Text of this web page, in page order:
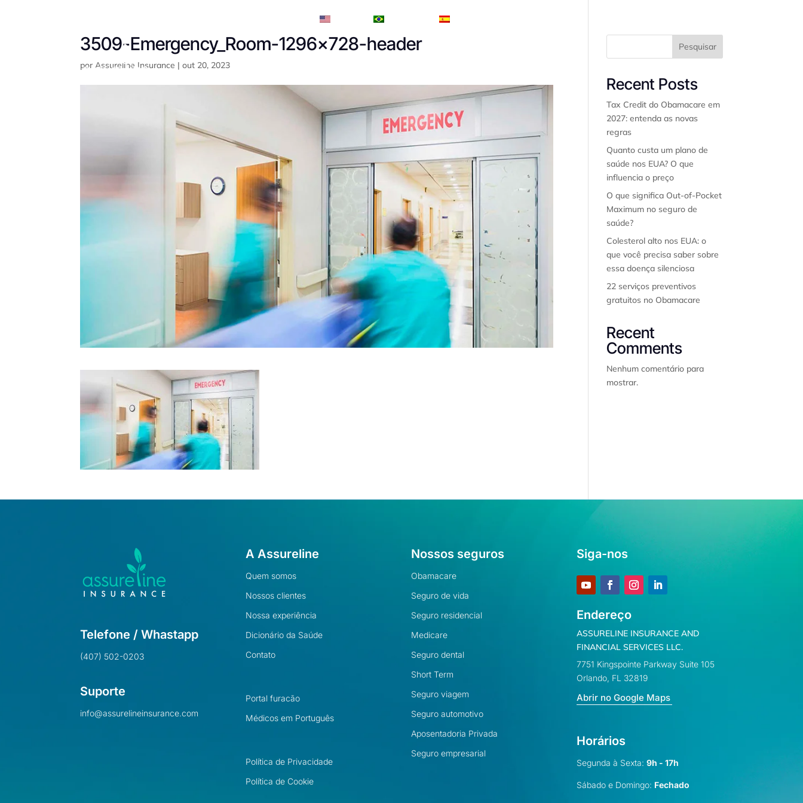
3509-Emergency_Room-1296×728-header
por Assureline Insurance |out 20, 2023
Pesquisar
Recent Posts
Tax Credit do Obamacare em
2027: entenda as novas
regras
Quanto custa um plano de
saúde nos EUA? O que
influencia o preço
O que significa Out-of-Pocket
Maximum no seguro de
saúde?
Colesterol alto nos EUA: o
que você precisa saber sobre
essa doença silenciosa
22 serviços preventivos
gratuitos no Obamacare
Recent
Comments
Nenhum comentário para
mostrar.
Telefone / Whastapp
(407) 502-0203
Suporte
info@assurelineinsurance.com
A Assureline
Quem somos
Nossos clientes
Nossa experiência
Dicionário da Saúde
Contato
Portal furacão
Médicos em Português
Política de Privacidade
Política de Cookie
Nossos seguros
Obamacare
Seguro de vida
Seguro residencial
Medicare
Seguro dental
Short Term
Seguro viagem
Seguro automotivo
Aposentadoria Privada
Seguro empresarial
Siga-nos
Endereço
ASSURELINE INSURANCE AND
FINANCIAL SERVICES LLC.
7751 Kingspointe Parkway Suite 105
Orlando, FL 32819
Abrir no Google Maps
Horários
Segunda à Sexta: 9h - 17h
Sábado e Domingo: Fechado